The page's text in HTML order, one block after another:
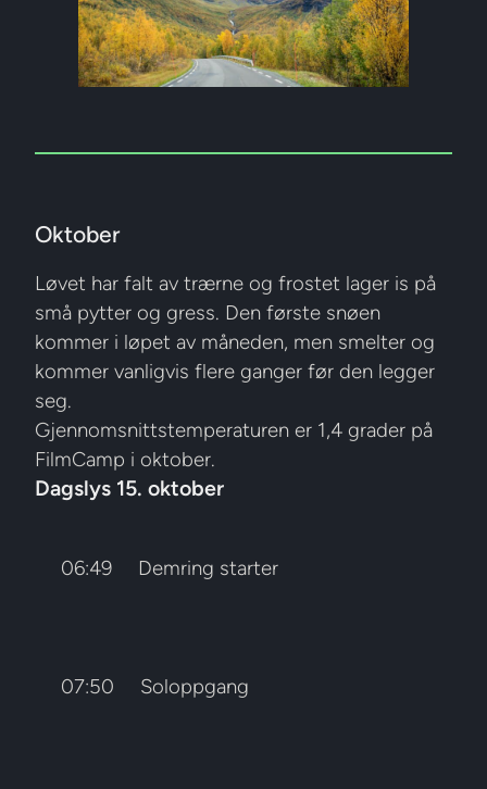
Oktober
Løvet har falt av trærne og frostet lager is på
små pytter og gress. Den første snøen
kommer i løpet av måneden, men smelter og
kommer vanligvis flere ganger før den legger
seg.
Gjennomsnittstemperaturen er 1,4 grader på
FilmCamp i oktober.
Dagslys 15. oktober
06:49 Demring starter
07:50 Soloppgang